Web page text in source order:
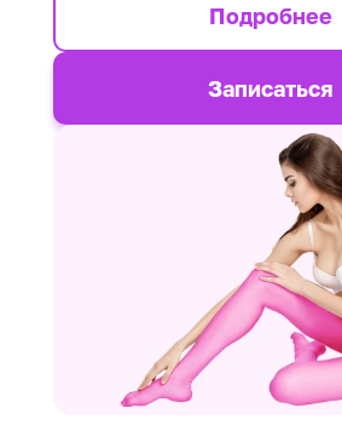
Подробнее
Записаться